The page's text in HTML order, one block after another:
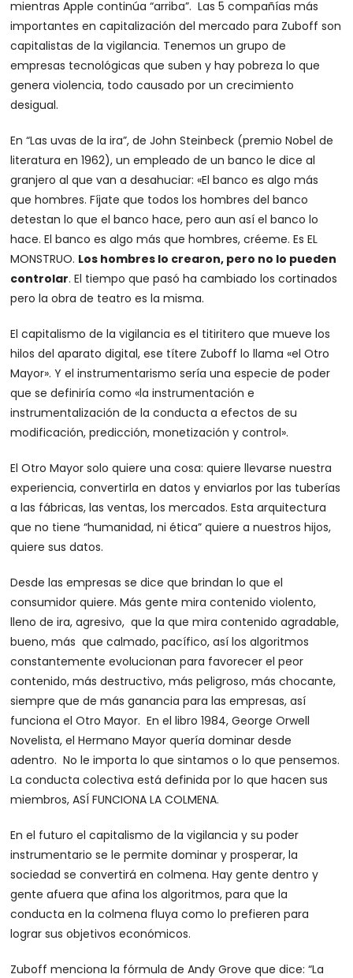
mientras Apple continúa “arriba”. Las 5 compañías más
importantes en capitalización del mercado para Zuboff son
capitalistas de la vigilancia. Tenemos un grupo de
empresas tecnológicas que suben y hay pobreza lo que
genera violencia, todo causado por un crecimiento
desigual.
En “Las uvas de la ira”, de John Steinbeck (premio Nobel de
literatura en 1962), un empleado de un banco le dice al
granjero al que van a desahuciar: «El banco es algo más
que hombres. Fíjate que todos los hombres del banco
detestan lo que el banco hace, pero aun así el banco lo
hace. El banco es algo más que hombres, créeme. Es EL
MONSTRUO. Los hombres lo crearon, pero no lo pueden
controlar. El tiempo que pasó ha cambiado los cortinados
pero la obra de teatro es la misma.
El capitalismo de la vigilancia es el titiritero que mueve los
hilos del aparato digital, ese títere Zuboff lo llama «el Otro
Mayor». Y el instrumentarismo sería una especie de poder
que se definiría como «la instrumentación e
instrumentalización de la conducta a efectos de su
modificación, predicción, monetización y control».
El Otro Mayor solo quiere una cosa: quiere llevarse nuestra
experiencia, convertirla en datos y enviarlos por las tuberías
a las fábricas, las ventas, los mercados. Esta arquitectura
que no tiene “humanidad, ni ética” quiere a nuestros hijos,
quiere sus datos.
Desde las empresas se dice que brindan lo que el
consumidor quiere. Más gente mira contenido violento,
lleno de ira, agresivo, que la que mira contenido agradable,
bueno, más que calmado, pacífico, así los algoritmos
constantemente evolucionan para favorecer el peor
contenido, más destructivo, más peligroso, más chocante,
siempre que de más ganancia para las empresas, así
funciona el Otro Mayor. En el libro 1984, George Orwell
Novelista, el Hermano Mayor quería dominar desde
adentro. No le importa lo que sintamos o lo que pensemos.
La conducta colectiva está definida por lo que hacen sus
miembros, ASÍ FUNCIONA LA COLMENA.
En el futuro el capitalismo de la vigilancia y su poder
instrumentario se le permite dominar y prosperar, la
sociedad se convertirá en colmena. Hay gente dentro y
gente afuera que afina los algoritmos, para que la
conducta en la colmena fluya como lo prefieren para
lograr sus objetivos económicos.
Zuboff menciona la fórmula de Andy Grove que dice: “La